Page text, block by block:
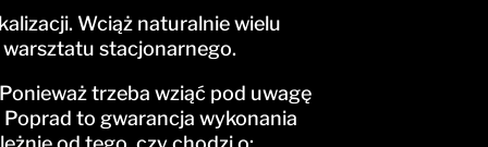
Wciąż naturalnie wielu
stacjonarnego.
trzeba wziąć pod uwagę
Poprad to gwarancja wykonania